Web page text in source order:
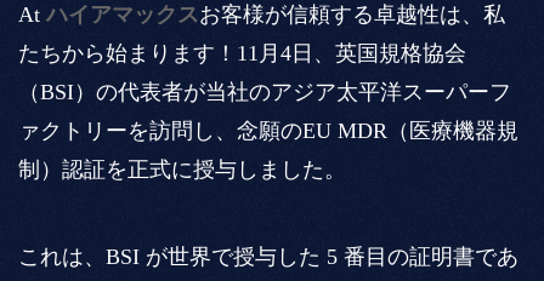
العربية
中文
At ハイアマックスお客様が信頼する卓越性は、私
たちから始まります！11月4日、英国規格協会
（BSI）の代表者が当社のアジア太平洋スーパーフ
ァクトリーを訪問し、念願のEU MDR（医療機器規
制）認証を正式に授与しました。
これは、BSI が世界で授与した 5 番目の証明書であ